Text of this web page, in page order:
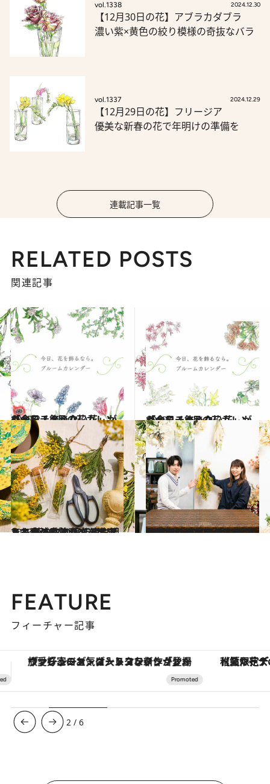
vol.1338 2024.12.30
【12月30日の花】アブラカダブラ
濃い紫×黄色の絞り模様の奇抜なバラ
vol.1337 2024.12.29
【12月29日の花】フリージア
優美な新春の花で年明けの準備を
連載記事一覧
RELATED POSTS
関連記事
2022.2.1
「今日、飾りたい花」がわかる！ 2月の花カレンダーをチェック
ライフスタイル 2022.1.1
「今日、飾りたい花」がわかる！ 1月の花カレンダーをチェック
ライフスタイル
2023.2.16
ミモザの季節がやってきた！ 花のプロ直伝のお手入れ方法＆飾り方 家に迎えて春が来る喜びを満喫しよう
ライフスタイル 2022.4.13
【動画】切って、重ねて、束ねるだけ ミモザで簡単スワッグを作ろう 壁に吊るせば部屋が一気に春仕様に！
ライフスタイル
FEATURE
フィーチャー記事
【夏限定ディナーコース】旬を迎える稚鮎や花ズッキーニなどをイタリア・トスカーナの郷土料理の手法で満喫！
3 /6